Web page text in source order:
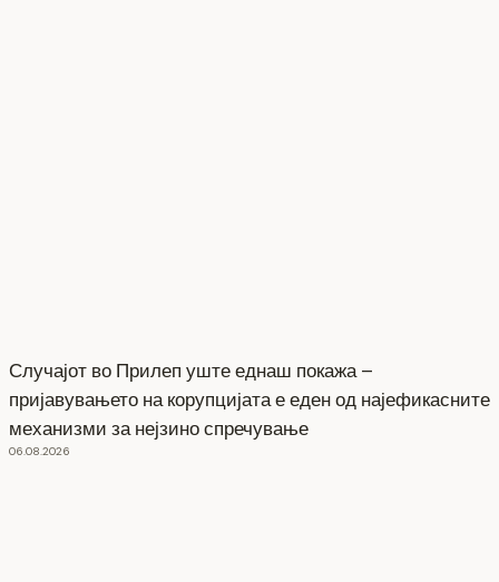
Случајот во Прилеп уште еднаш покажа –
пријавувањето на корупцијата е еден од најефикасните
механизми за нејзино спречување
06.08.2026